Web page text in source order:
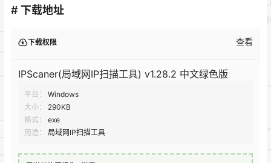
# 下载地址
下载权限 查看
IPScaner(局域网IP扫描工具) v1.28.2 中文绿色版
平台：
Windows
大小：
290KB
格式：
exe
用途：
局域网IP扫描工具